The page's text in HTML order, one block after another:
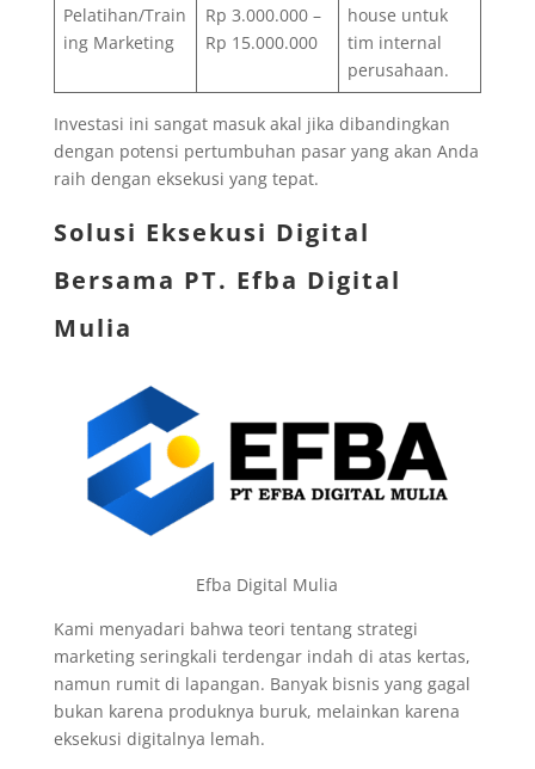
Pelatihan/Train
ing Marketing
Rp 3.000.000 –
Rp 15.000.000
house untuk
tim internal
perusahaan.
Investasi ini sangat masuk akal jika dibandingkan
dengan potensi pertumbuhan pasar yang akan Anda
raih dengan eksekusi yang tepat.
Solusi Eksekusi Digital
Bersama PT. Efba Digital
Mulia
Efba Digital Mulia
Kami menyadari bahwa teori tentang strategi
marketing seringkali terdengar indah di atas kertas,
namun rumit di lapangan. Banyak bisnis yang gagal
bukan karena produknya buruk, melainkan karena
eksekusi digitalnya lemah.